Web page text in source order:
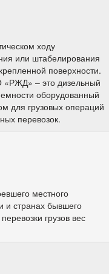
ходу
или штабелирования
поверхности.
«РЖД» – это дизельный
оборудованный
для грузовых операций
перевозок.
местного
и странах бывшего
грузов вес